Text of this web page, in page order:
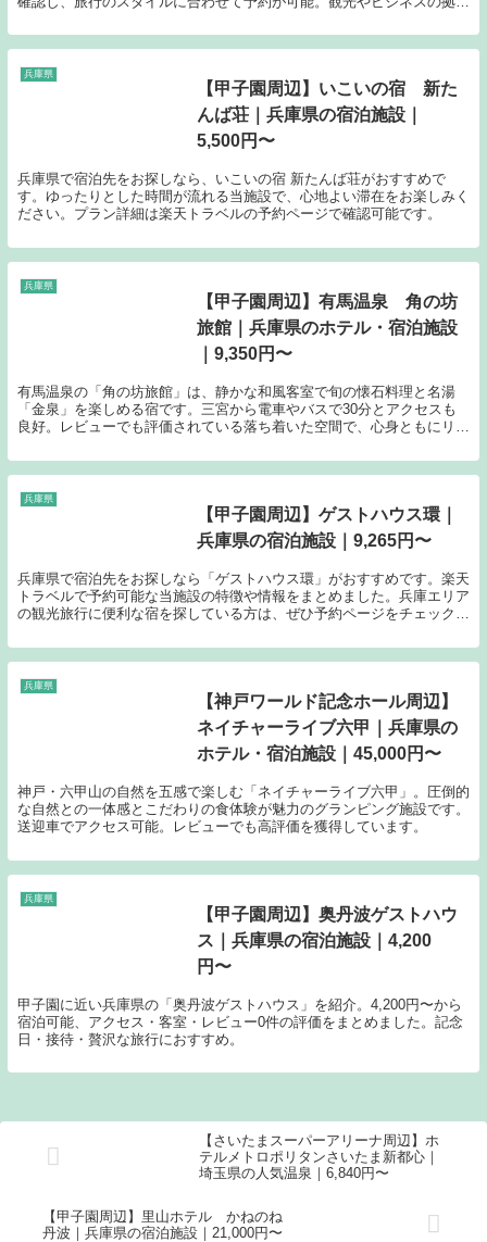
兵庫県
【甲子園周辺】いこいの宿 新た
んば荘｜兵庫県の宿泊施設｜
5,500円〜
兵庫県で宿泊先をお探しなら、いこいの宿 新たんば荘がおすすめで
す。ゆったりとした時間が流れる当施設で、心地よい滞在をお楽しみく
ださい。プラン詳細は楽天トラベルの予約ページで確認可能です。
兵庫県
【甲子園周辺】有馬温泉 角の坊
旅館｜兵庫県のホテル・宿泊施設
｜9,350円〜
有馬温泉の「角の坊旅館」は、静かな和風客室で旬の懐石料理と名湯
「金泉」を楽しめる宿です。三宮から電車やバスで30分とアクセスも
良好。レビューでも評価されている落ち着いた空間で、心身ともにリフ
兵庫県
【甲子園周辺】ゲストハウス環｜
兵庫県の宿泊施設｜9,265円〜
兵庫県で宿泊先をお探しなら「ゲストハウス環」がおすすめです。楽天
トラベルで予約可能な当施設の特徴や情報をまとめました。兵庫エリア
の観光旅行に便利な宿を探している方は、ぜひ予約ページをチェックし
兵庫県
【神戸ワールド記念ホール周辺】
ネイチャーライブ六甲｜兵庫県の
ホテル・宿泊施設｜45,000円〜
神戸・六甲山の自然を五感で楽しむ「ネイチャーライブ六甲」。圧倒的
な自然との一体感とこだわりの食体験が魅力のグランピング施設です。
送迎車でアクセス可能。レビューでも高評価を獲得しています。
兵庫県
【甲子園周辺】奥丹波ゲストハウ
ス｜兵庫県の宿泊施設｜4,200
円〜
甲子園に近い兵庫県の「奥丹波ゲストハウス」を紹介。4,200円〜から
宿泊可能、アクセス・客室・レビュー0件の評価をまとめました。記念
日・接待・贅沢な旅行におすすめ。
【さいたまスーパーアリーナ周辺】ホ
テルメトロポリタンさいたま新都心｜
埼玉県の人気温泉｜6,840円〜
【甲子園周辺】里山ホテル かねのね
丹波｜兵庫県の宿泊施設｜21,000円〜